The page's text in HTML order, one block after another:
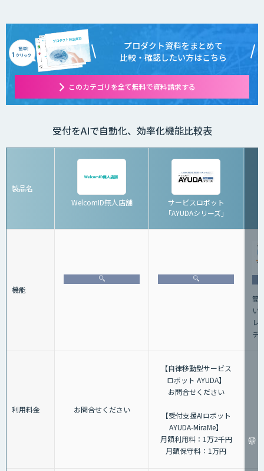
プロダクト資料をまとめて
比較・確認したい方はこちら
このカテゴリを全て無料で資料請求する
受付をAIで自動化、効率化機能比較表
製品名
WelcomID無人店舗
サービスロボット
「AYUDAシリーズ」
機能
簡
い
レ
チ
利用料金 お問合せください
【自律移動型サービス
ロボット AYUDA】
お問合せください
【受付支援AIロボット
AYUDA-MiraMe】
月額利用料：1万2千円
月額保守料：1万円